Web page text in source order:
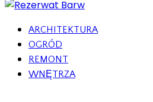
ARCHITEKTURA
OGRÓD
REMONT
WNĘTRZA